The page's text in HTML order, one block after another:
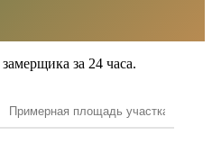
за 24 часа.